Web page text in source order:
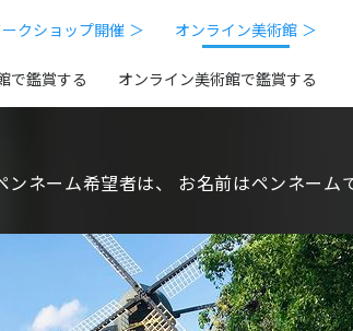
ークショップ開催 ＞ オンライン美術館 ＞
で鑑賞する オンライン美術館で鑑賞する
ンネーム希望者は、 お名前はペンネーム